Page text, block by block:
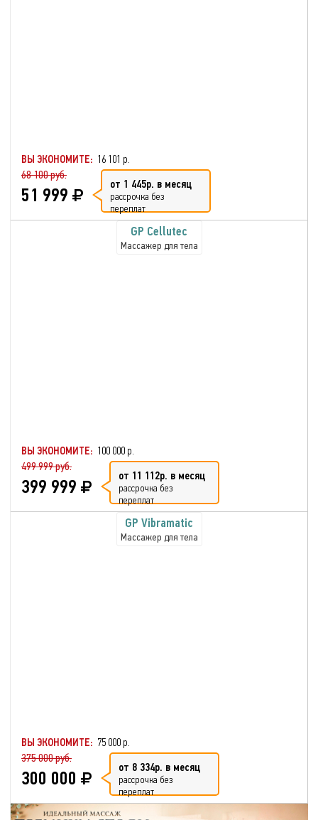
ВЫ ЭКОНОМИТЕ: 16 101 р.
68 100 руб.
51 999 от 1 445р. в месяц
рассрочка без
переплат
GP Cellutec
Массажер для тела
ВЫ ЭКОНОМИТЕ: 100 000 р.
499 999 руб.
399 999 от 11 112р. в месяц
рассрочка без
переплат
GP Vibramatic
Массажер для тела
ВЫ ЭКОНОМИТЕ: 75 000 р.
375 000 руб.
300 000 от 8 334р. в месяц
рассрочка без
переплат